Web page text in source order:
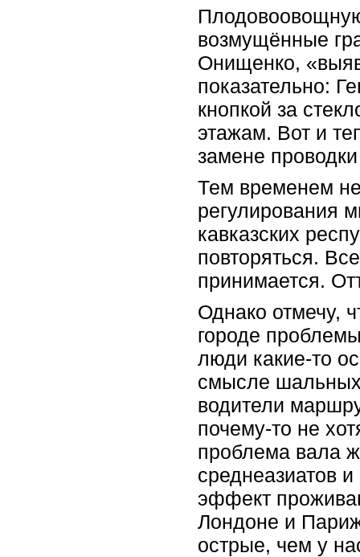
возмущённые
Онищенко,
показательно:
кнопкой за
этажам. Вот и
замене
Тем временем
регулирования
кавказских
повторяться.
принимается.
Однако отмечу,
городе
люди какие-то
смысле шальных
водители
почему-то не
проблема вала
среднеазиатов
эффект
Лондоне и
острые, чем у